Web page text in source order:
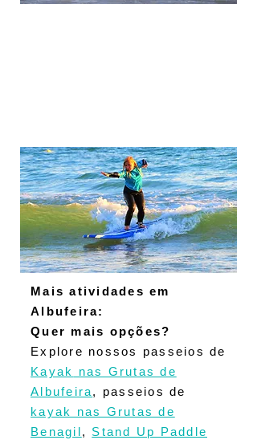
Mais atividades em
Albufeira:
Quer mais opções?
Explore nossos passeios de
Kayak
nas Grutas de
Albufeira, passeios de
kayak nas Grutas de
Benagil, Stand Up Paddle